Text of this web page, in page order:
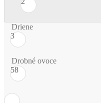
Driene
3
Drobné ovoce
58